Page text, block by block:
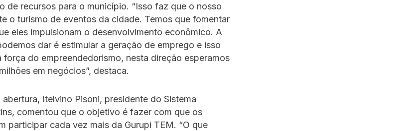
de recursos para o município. “Isso faz que o nosso
o turismo de eventos da cidade. Temos que fomentar
eles impulsionam o desenvolvimento econômico. A
dar é estimular a geração de emprego e isso
força do empreendedorismo, nesta direção esperamos
em negócios”, destaca.
abertura, Itelvino Pisoni, presidente do Sistema
comentou que o objetivo é fazer com que os
participar cada vez mais da Gurupi TEM. “O que